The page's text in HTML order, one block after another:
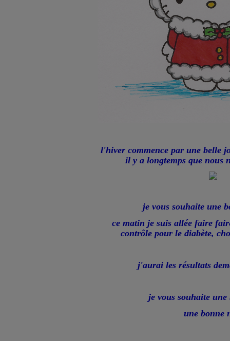
l'hiver commence par une belle
il y a longtemps que nous
je vous souhaite une
ce matin je suis allée faire
contrôle pour le diabète,
j'aurai les résultats
je vous souhaite une
une bonne